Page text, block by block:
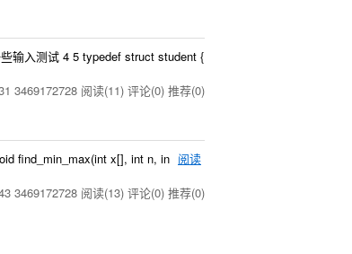
输入测试 4 5 typedef struct student {
3469172728 阅读(11) 评论(0) 推荐(0)
find_min_max(int x[], int n, in 阅读
3469172728 阅读(13) 评论(0) 推荐(0)